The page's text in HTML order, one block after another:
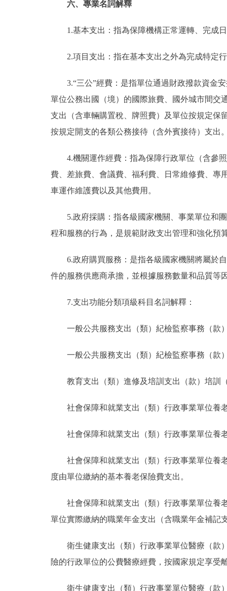
六、專業名詞解釋
1.基本支出：指為保障機構正常運轉、完成
2.項目支出：指在基本支出之外為完成特定
3.“三公”經費：是指單位通過財政撥款資金
單位公務出國（境）的國際旅費、國外城市間交
支出（含車輛購置稅、牌照費）及單位按規定保
按規定開支的各類公務接待（含外賓接待）支出
4.機關運作經費：指為保障行政單位（含參
費、差旅費、會議費、福利費、日常維修費、專
車運作維護費以及其他費用。
5.政府採購：指各級國家機關、事業單位和
程和服務的行為，是規範財政支出管理和強化預
6.政府購買服務：是指各級國家機關將屬於
件的服務供應商承擔，並根據服務數量和品質等
7.支出功能分類項級科目名詞解釋：
一般公共服務支出（類）紀檢監察事務（款
一般公共服務支出（類）紀檢監察事務（款
教育支出（類）進修及培訓支出（款）培訓
社會保障和就業支出（類）行政事業單位養
社會保障和就業支出（類）行政事業單位養
社會保障和就業支出（類）行政事業單位養
度由單位繳納的基本養老保險費支出。
社會保障和就業支出（類）行政事業單位養
單位實際繳納的職業年金支出（含職業年金補記
衛生健康支出（類）行政事業單位醫療（款
險的行政單位的公費醫療經費，按國家規定享受
衛生健康支出（類）行政事業單位醫療（款